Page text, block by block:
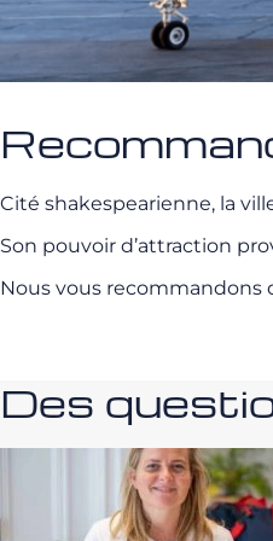
Cité shakespearienne, la
Son pouvoir d’attraction
Nous vous recommandons
Des